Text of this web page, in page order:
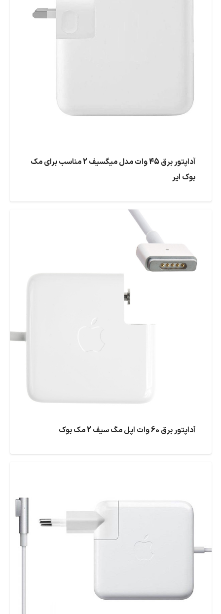
آداپتور برق 45 وات مدل میگسیف 2 مناسب برای مک
بوک ایر
آداپتور برق 60 وات اپل مگ سیف 2 مک بوک